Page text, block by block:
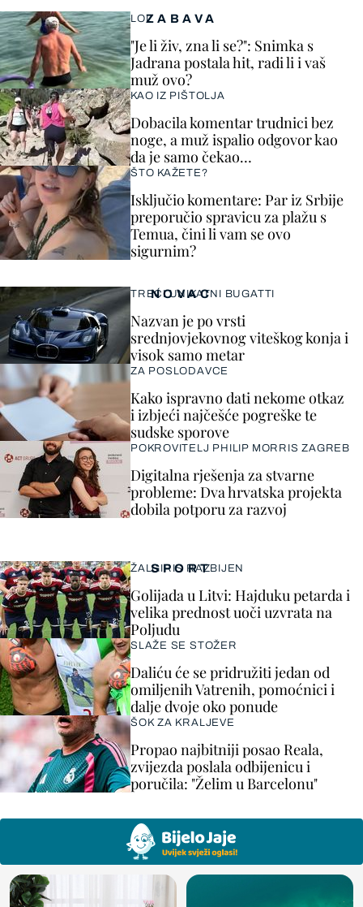
ZABAVA
LOL
"Je li živ, zna li se?": Snimka s
Jadrana postala hit, radi li i vaš
muž ovo?
KAO IZ PIŠTOLJA
Dobacila komentar trudnici bez
noge, a muž ispalio odgovor kao
da je samo čekao…
ŠTO KAŽETE?
Isključio komentare: Par iz Srbije
preporučio spravicu za plažu s
Temua, čini li vam se ovo
sigurnim?
SPORT
ŽALGIRIS RAZBIJEN
Golijada u Litvi: Hajduku petarda i
velika prednost uoči uzvrata na
Poljudu
SLAŽE SE STOŽER
Daliću će se pridružiti jedan od
omiljenih Vatrenih, pomoćnici i
dalje dvoje oko ponude
ŠOK ZA KRALJEVE
Propao najbitniji posao Reala,
zvijezda poslala odbijenicu i
poručila: "Želim u Barcelonu"
NOVAC
TREĆI UNIKATNI BUGATTI
Nazvan je po vrsti
srednjovjekovnog viteškog konja i
visok samo metar
ZA POSLODAVCE
Kako ispravno dati nekome otkaz
i izbjeći najčešće pogreške te
sudske sporove
POKROVITELJ PHILIP MORRIS ZAGREB
Digitalna rješenja za stvarne
probleme: Dva hrvatska projekta
dobila potporu za razvoj